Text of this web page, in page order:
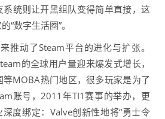
统则让开黑组队变得简单直接，这
“数字生活圈”。
推动了Steam平台的进化与扩张。
的全球用户量迎来爆发式增长，
MOBA热门地区，很多玩家是为了
账号，2011年TI1赛事的举办，更
度绑定：Valve创新性地将“勇士令